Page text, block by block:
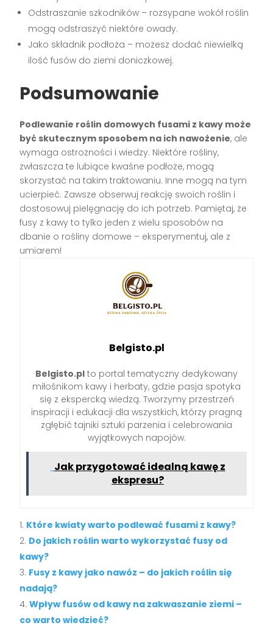
Odstraszanie szkodników – rozsypane wokół roślin
mogą odstraszyć niektóre owady.
Jako składnik podłoża – możesz dodać niewielką
ilość fusów do ziemi doniczkowej.
Podsumowanie
Podlewanie roślin domowych fusami z kawy może
być skutecznym sposobem na ich nawożenie, ale
wymaga ostrożności i wiedzy. Niektóre rośliny,
zwłaszcza te lubiące kwaśne podłoże, mogą
skorzystać na takim traktowaniu. Inne mogą na tym
ucierpieć. Zawsze obserwuj reakcję swoich roślin i
dostosowuj pielęgnację do ich potrzeb. Pamiętaj, że
fusy z kawy to tylko jeden z wielu sposobów na
dbanie o rośliny domowe – eksperymentuj, ale z
umiarem!
Belgisto.pl
Belgisto.pl to portal tematyczny dedykowany
miłośnikom kawy i herbaty, gdzie pasja spotyka
się z ekspercką wiedzą. Tworzymy przestrzeń
inspiracji i edukacji dla wszystkich, którzy pragną
zgłębić tajniki sztuki parzenia i celebrowania
wyjątkowych napojów.
Jak przygotować idealną kawę z
ekspresu?
Które kwiaty warto podlewać fusami z kawy?
Do jakich roślin warto wykorzystać fusy od
kawy?
Fusy z kawy jako nawóz – do jakich roślin się
nadają?
Wpływ fusów od kawy na zakwaszanie ziemi –
co warto wiedzieć?